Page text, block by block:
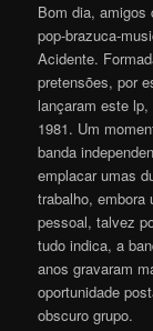
Bom dia,
pop-brazuca-
Acidente.
pretensões, por
lançaram este lp,
1981. Um
banda
emplacar umas
trabalho, embora
pessoal, talvez
tudo indica, a
anos gravaram
oportunidade
obscuro grupo.